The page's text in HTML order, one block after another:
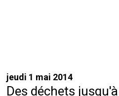
jeudi 1 mai 2014
Des déchets